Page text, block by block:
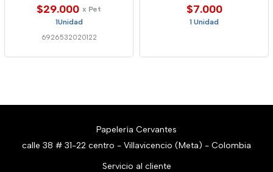
$29.000 x Pet
1Unidad
6926532020122
$7.000
1 Unidad
Papelería Cervantes
calle 38 # 31-22 centro - Villavicencio (Meta) - Colombia
Servicio al cliente